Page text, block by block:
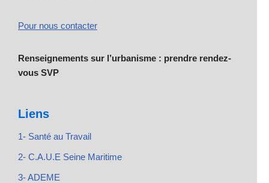
Pour nous contacter
Renseignements sur l’urbanisme : prendre rendez-
vous SVP
Liens
1- Santé au Travail
2- C.A.U.E Seine Maritime
3- ADEME